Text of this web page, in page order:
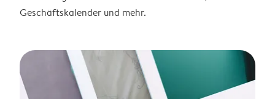
Geschäftskalender und mehr.